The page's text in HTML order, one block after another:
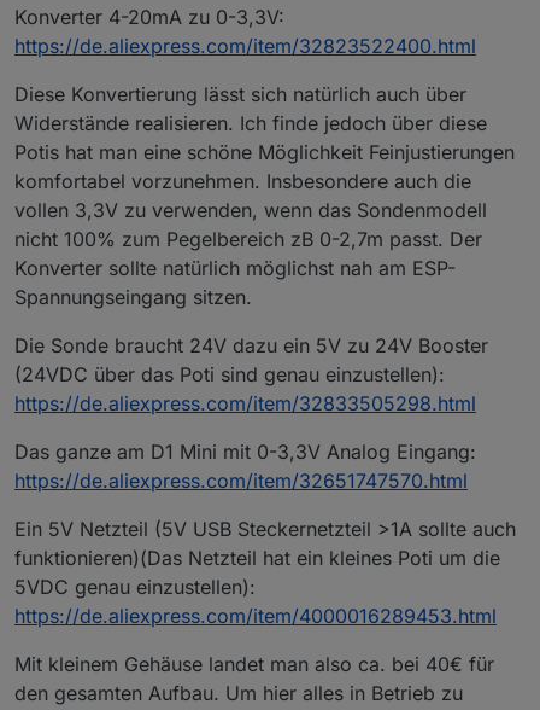
Konverter 4-20mA zu 0-3,3V:
https://de.aliexpress.com/item/32823522400.html
Diese Konvertierung lässt sich natürlich auch über
Widerstände realisieren. Ich finde jedoch über diese
Potis hat man eine schöne Möglichkeit Feinjustierungen
komfortabel vorzunehmen. Insbesondere auch die
vollen 3,3V zu verwenden, wenn das Sondenmodell
nicht 100% zum Pegelbereich zB 0-2,7m passt. Der
Konverter sollte natürlich möglichst nah am ESP-
Spannungseingang sitzen.
Die Sonde braucht 24V dazu ein 5V zu 24V Booster
(24VDC über das Poti sind genau einzustellen):
https://de.aliexpress.com/item/32833505298.html
Das ganze am D1 Mini mit 0-3,3V Analog Eingang:
https://de.aliexpress.com/item/32651747570.html
Ein 5V Netzteil (5V USB Steckernetzteil >1A sollte auch
funktionieren)(Das Netzteil hat ein kleines Poti um die
5VDC genau einzustellen):
https://de.aliexpress.com/item/4000016289453.html
Mit kleinem Gehäuse landet man also ca. bei 40€ für
den gesamten Aufbau. Um hier alles in Betrieb zu